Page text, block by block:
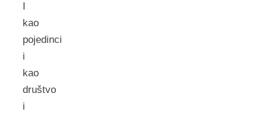
I
kao
pojedinci
i
kao
društvo
i